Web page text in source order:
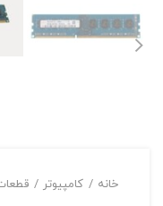
خانه کامپیوتر